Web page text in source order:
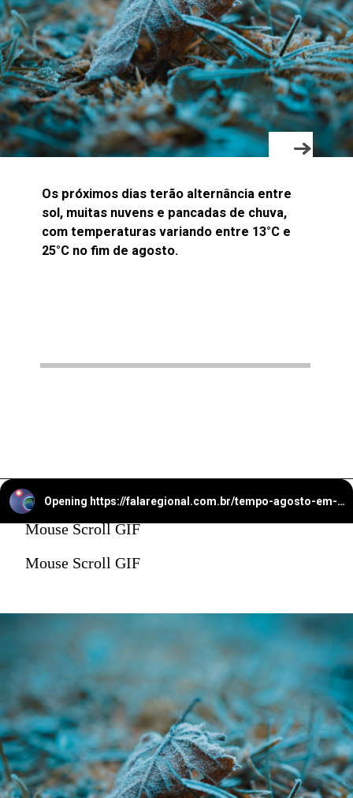
Os próximos dias terão alternância entre
sol, muitas nuvens e pancadas de chuva,
com temperaturas variando entre 13°C e
25°C no fim de agosto.
Opening https://falaregional.com.br/tempo-agosto-em-caieiras-registra-apenas-37-mm-de-chuva-clima-segue-seco-e-instavel.html
Mouse Scroll GIF
Mouse Scroll GIF